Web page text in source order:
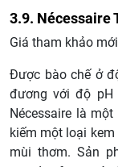
3.9. Nécessaire
Giá tham khảo
Được bào chế ở
đương với độ pH
Nécessaire là
kiếm một loại
mùi thơm. Sản